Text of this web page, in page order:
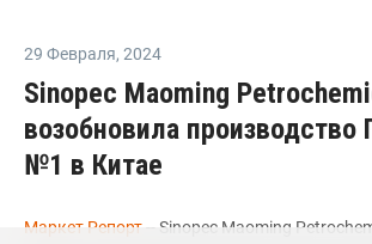
29 Февраля, 2024
Sinopec Maoming
возобновила производство
№1 в Китае
Маркет Репорт-- Sinopec Maoming